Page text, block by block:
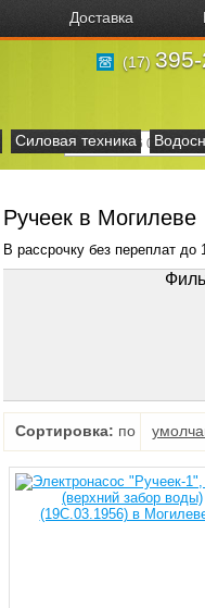
Доставка
(17)
Силовая техника
Ручеек в Могилеве
В рассрочку без переплат до
Сортировка: по